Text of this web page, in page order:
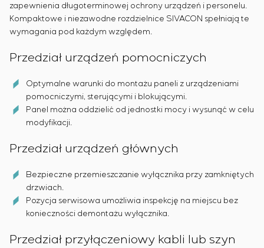
zapewnienia długoterminowej ochrony urządzeń i personelu.
Kompaktowe i niezawodne rozdzielnice SIVACON spełniają te
wymagania pod każdym względem.
Przedział urządzeń pomocniczych
Optymalne warunki do montażu paneli z urządzeniami
pomocniczymi, sterującymi i blokującymi.
Panel można oddzielić od jednostki mocy i wysunąć w celu
modyfikacji.
Przedział urządzeń głównych
Bezpieczne przemieszczanie wyłącznika przy zamkniętych
drzwiach.
Pozycja serwisowa umożliwia inspekcję na miejscu bez
konieczności demontażu wyłącznika.
Przedział przyłączeniowy kabli lub szyn